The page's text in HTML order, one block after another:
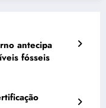
antecipa
fósseis